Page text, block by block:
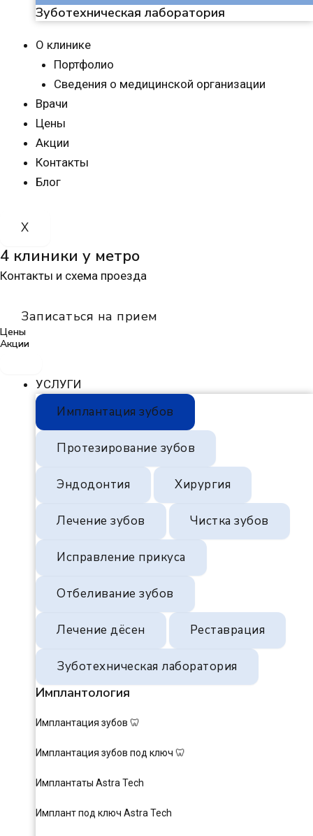
Зуботехническая лаборатория
О клинике
Портфолио
Сведения о медицинской организации
Врачи
Цены
Акции
Контакты
Блог
X
4 клиники у метро
Контакты и схема проезда
Записаться на прием
Цены
Акции
УСЛУГИ
Имплантация зубов
Протезирование зубов
Эндодонтия Хирургия
Лечение зубов Чистка зубов
Исправление прикуса
Отбеливание зубов
Лечение дёсен Реставрация
Зуботехническая лаборатория
Имплантология
Имплантация зубов 🦷
Имплантация зубов под ключ 🦷
Имплантаты Astra Tech
Имплант под ключ Astra Tech